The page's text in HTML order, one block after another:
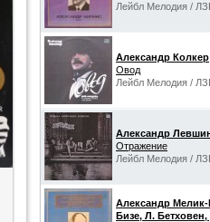
Лейбл Мелодия /
Александр Колкер
Овод
Лейбл Мелодия /
Александр
Отражение
Лейбл Мелодия /
Александр
Бизе, Л.